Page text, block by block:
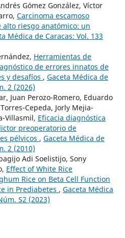
Gómez González, Víctor
Carcinoma escamoso
riesgo anatómico: un
Médica de Caracas: Vol. 133
Herramientas de
de errores innatos de
y desafíos , Gaceta Médica de
2 (2026)
Juan Perozo-Romero, Eduardo
Cepeda, Jorly Mejia-
Villasmil, Eficacia diagnóstica
preoperatorio de
pélvicos , Gaceta Médica de
2 (2010)
Adi Soelistijo, Sony
Effect of White Rice
Rice on Beta Cell Function
in Prediabetes , Gaceta Médica
S2 (2023)